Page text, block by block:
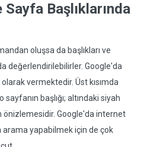
Başlıklarında
oluşsa da başlıkları ve
değerlendirilebilirler. Google'da
vermektedir. Üst kısımda
başlığı; altındaki siyah
önizlemesidir. Google'da internet
arama yapabilmek için de çok